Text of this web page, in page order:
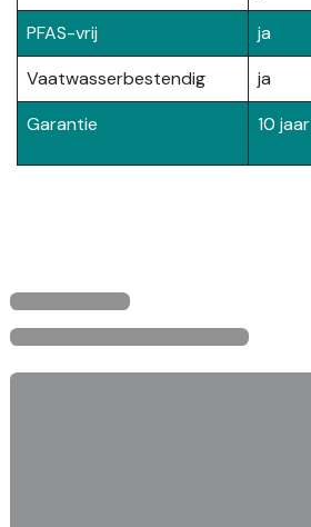
PFAS-vrij
ja
Vaatwasserbestendig
ja
Garantie
10 jaar